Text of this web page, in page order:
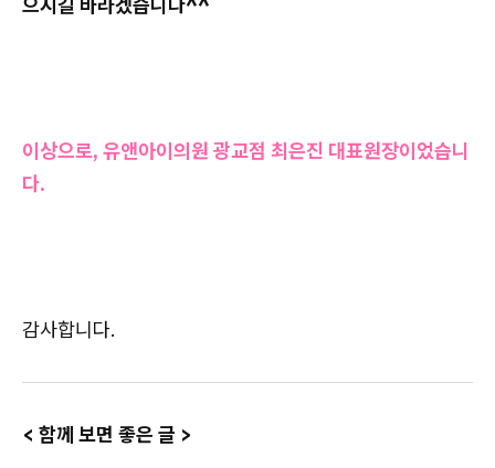
이상으로, 유앤아이의원 광교점 최은진 대표원장이었습니
다.
감사합니다.
< 함께 보면 좋은 글 >